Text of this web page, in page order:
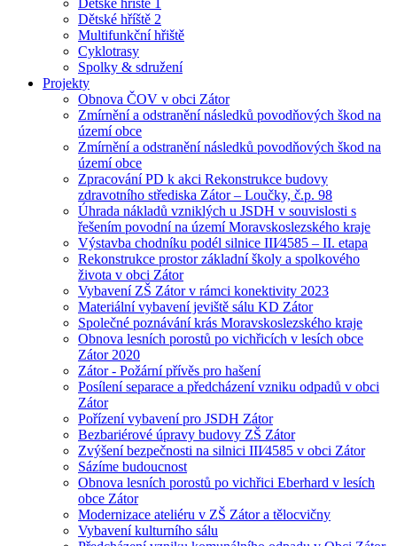
Dětské hřiště 1
Dětské hříště 2
Multifunkční hřiště
Cyklotrasy
Spolky & sdružení
Projekty
Obnova ČOV v obci Zátor
Zmírnění a odstranění následků povodňových škod na
území obce
Zmírnění a odstranění následků povodňových škod na
území obce
Zpracování PD k akci Rekonstrukce budovy
zdravotního střediska Zátor – Loučky, č.p. 98
Úhrada nákladů vzniklých u JSDH v souvislosti s
řešením povodní na území Moravskoslezského kraje
Výstavba chodníku podél silnice III⁄4585 – II. etapa
Rekonstrukce prostor základní školy a spolkového
života v obci Zátor
Vybavení ZŠ Zátor v rámci konektivity 2023
Materiální vybavení jeviště sálu KD Zátor
Společné poznávání krás Moravskoslezského kraje
Obnova lesních porostů po vichřicích v lesích obce
Zátor 2020
Zátor - Požární přívěs pro hašení
Posílení separace a předcházení vzniku odpadů v obci
Zátor
Pořízení vybavení pro JSDH Zátor
Bezbariérové úpravy budovy ZŠ Zátor
Zvýšení bezpečnosti na silnici III⁄4585 v obci Zátor
Sázíme budoucnost
Obnova lesních porostů po vichřici Eberhard v lesích
obce Zátor
Modernizace ateliéru v ZŠ Zátor a tělocvičny
Vybavení kulturního sálu